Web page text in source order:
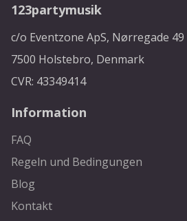
123partymusik
c/o Eventzone ApS, Nørregade 49
7500 Holstebro, Denmark
CVR: 43349414
Information
FAQ
Regeln und Bedingungen
Blog
Kontakt